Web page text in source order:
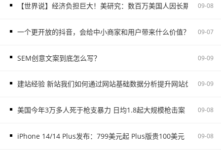
【世界说】经济负担巨大！美研究：数百万美国人因长期新冠肺炎
09-08
一个更开放的抖音，会给中小商家和用户带来什么价值？ 09-07
SEM创意文案到底怎么写？ 09-09
建站经验 新站我们如何通过网站基础数据分析提升网站优化效果
09-09
美国今年3万多人死于枪支暴力 日均1.8起大规模枪击案 09-08
iPhone 14/14 Plus发布：799美元起 Plus版贵100美元 09-08